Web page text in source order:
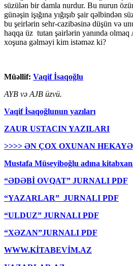
süzülən bir damla nurdur. Bu nurun
günəşin işığına yığışıb şair qəlbindən
bu şeirlərin sehr-cazibəsinə düşün və
haqqa üz tutan şairlərin yanında olmaq
xoşuna gəlməyi kim istəməz ki?
Müəllif: Vaqif İsaqoğlu
AYB və AJB üzvü.
Vaqif İsaqoğlunun yazıları
ZAUR USTACIN YAZILARI
>>>> ƏN ÇOX OXUNAN
Mustafa Müseyiboğlu adına
“ƏDƏBİ OVQAT” JURNALI PDF
“YAZARLAR” JURNALI PDF
“ULDUZ” JURNALI PDF
“XƏZAN”JURNALI PDF
WWW.KİTABEVİM.AZ